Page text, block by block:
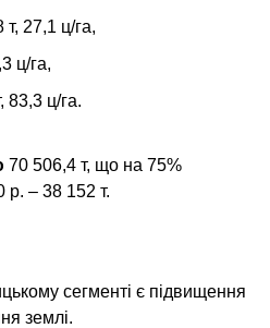
27,1 ц/га,
ц/га,
83,3 ц/га.
70 506,4 т, що на 75%
р. – 38 152 т.
сегменті є підвищення
землі.